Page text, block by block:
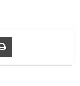
Imprimir